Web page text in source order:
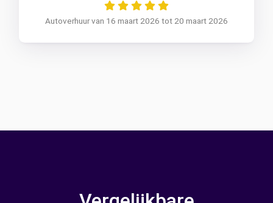
Autoverhuur van 16 maart 2026 tot 20 maart 2026